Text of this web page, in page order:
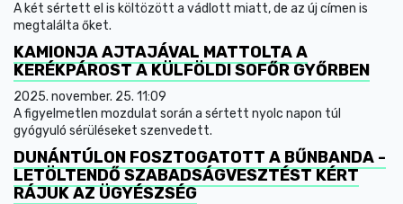
A két sértett el is költözött a vádlott miatt, de az új címen is
megtalálta őket.
KAMIONJA AJTAJÁVAL MATTOLTA A
KERÉKPÁROST A KÜLFÖLDI SOFŐR GYŐRBEN
2025. november. 25. 11:09
A figyelmetlen mozdulat során a sértett nyolc napon túl
gyógyuló sérüléseket szenvedett.
DUNÁNTÚLON FOSZTOGATOTT A BŰNBANDA -
LETÖLTENDŐ SZABADSÁGVESZTÉST KÉRT
RÁJUK AZ ÜGYÉSZSÉG